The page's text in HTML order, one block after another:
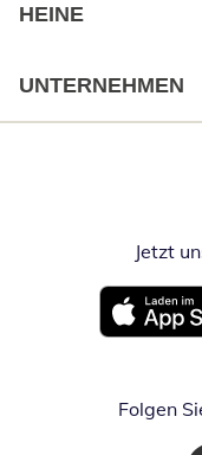
HEINE
UNTERNEHMEN
Jetzt
Öffnet in
Folgen